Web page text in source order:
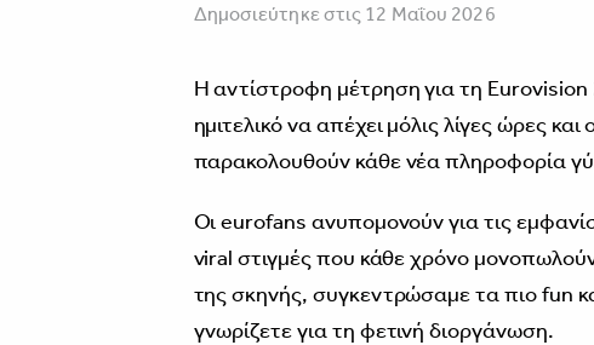
Δημοσιεύτηκε στις 12 Μαΐου 2026
Η αντίστροφη μέτρηση για τη Eurovision
ημιτελικό να απέχει μόλις λίγες ώρες
παρακολουθούν κάθε νέα πληροφορία
Οι eurofans ανυπομονούν για τις
viral στιγμές που κάθε χρόνο
της σκηνής, συγκεντρώσαμε τα πιο fun
γνωρίζετε για τη φετινή διοργάνωση.